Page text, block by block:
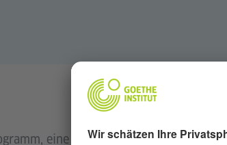
eine Zusammenarbeit von